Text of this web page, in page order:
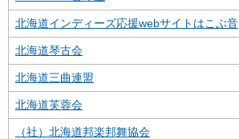
北海道インディーズ応援webサイトはこぶ音
北海道琴古会
北海道三曲連盟
北海道芙蓉会
（社）北海道邦楽邦舞協会